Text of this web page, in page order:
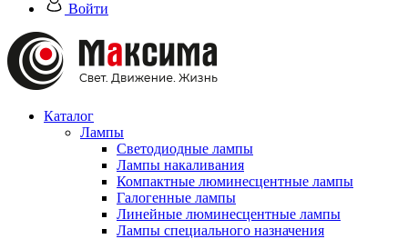
Войти
Каталог
Лампы
Светодиодные лампы
Лампы накаливания
Компактные люминесцентные лампы
Галогенные лампы
Линейные люминесцентные лампы
Лампы специального назначения